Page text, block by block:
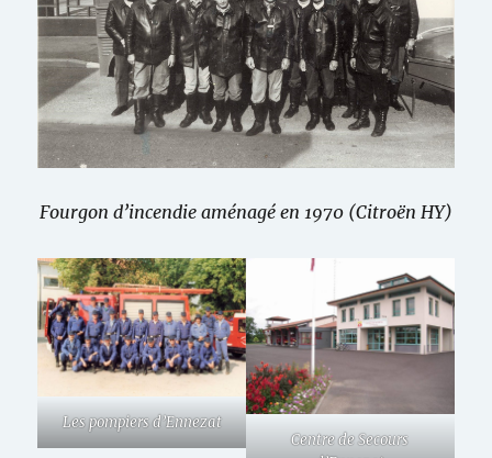
Fourgon d’incendie aménagé en 1970 (Citroën HY)
Les pompiers d’Ennezat
Centre de Secours